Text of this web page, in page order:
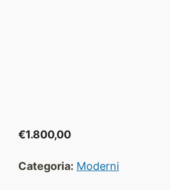
€1.800,00
Categoria: Moderni